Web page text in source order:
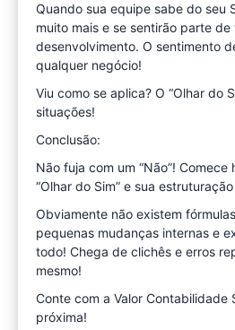
Quando sua equipe sabe do seu
muito mais e se sentirão parte de
desenvolvimento. O sentimento
qualquer negócio!
Viu como se aplica? O “Olhar do
situações!
Conclusão:
Não fuja com um “Não”! Comece
“Olhar do Sim” e sua
Obviamente não existem
pequenas mudanças internas e
todo! Chega de clichês e erros
mesmo!
Conte com a Valor Contabilidade
próxima!